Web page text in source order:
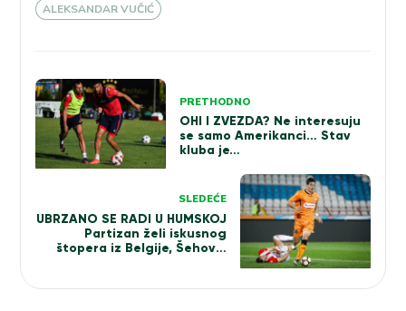
ALEKSANDAR VUČIĆ
Kretanje
članka
PRETHODNO
OHI I ZVEZDA? Ne interesuju
se samo Amerikanci… Stav
kluba je…
SLEDEĆE
UBRZANO SE RADI U HUMSKOJ
Partizan želi iskusnog
štopera iz Belgije, Šehović